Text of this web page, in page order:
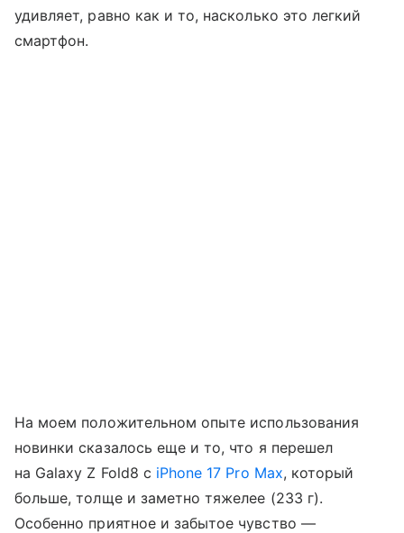
удивляет, равно как и то, насколько это легкий
смартфон.
На моем положительном опыте использования
новинки сказалось еще и то, что я перешел
на Galaxy Z Fold8 с iPhone 17 Pro Max, который
больше, толще и заметно тяжелее (233 г).
Особенно приятное и забытое чувство —